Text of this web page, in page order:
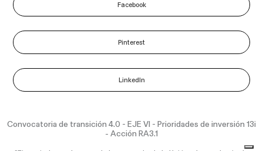
Facebook
Pinterest
LinkedIn
Convocatoria de transición 4.0 - EJE VI - Prioridades de inversión 13i
- Acción RA3.1